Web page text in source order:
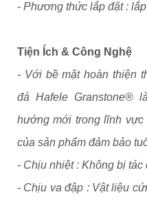
- Phương thức lắp đặt :
Tiện Ích & Công Nghệ
- Với bề mặt hoàn thiện
đá Hafele Granstone®
hướng mới trong lĩnh
của sản phẩm đảm bảo
- Chịu nhiệt : Không bị
- Chịu va đập : Vật liệu